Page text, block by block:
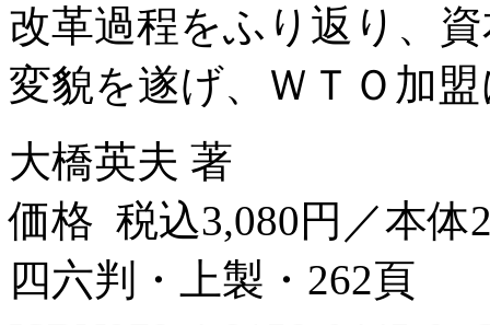
改革過程をふり返り、
変貌を遂げ、ＷＴＯ加
大橋英夫 著
価格 税込3,080円／本体
四六判・上製・262頁